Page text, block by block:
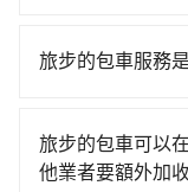
的就是車況，打
上一位用戶卻遲
不到停車位，對
價，建議最好先
險，如你們人數
便，反而能事先
簡訊以及電子郵
議出發前一天中
價，如臨時需要
何地方，只要是
物檢疫、預約叫
班，或者任何跨
旅步的包車服務
專人回覆您。
旅步的包車可以
他業者要額外加